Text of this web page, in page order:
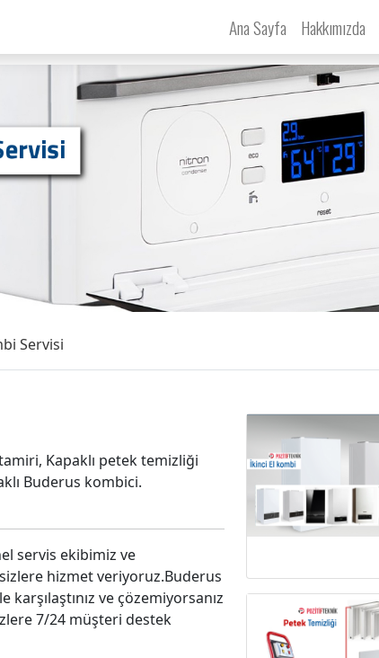
Ana Sayfa Hakkımızda
Servisi
Kapaklı petek temizliği
Buderus kombici.
servis ekibimiz ve
hizmet veriyoruz.Buderus
karşılaştınız ve çözemiyorsanız
7/24 müşteri destek